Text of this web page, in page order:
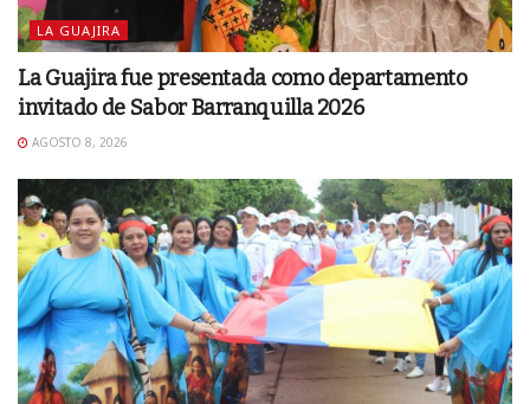
LA GUAJIRA
La Guajira fue presentada como departamento
invitado de Sabor Barranquilla 2026
AGOSTO 8, 2026